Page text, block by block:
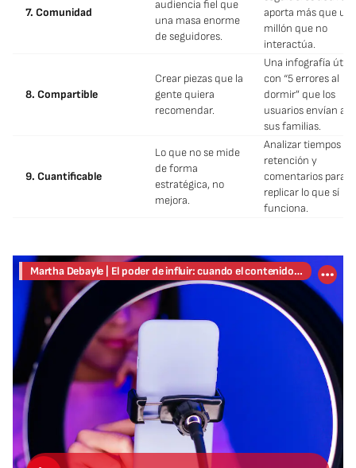
7. Comunidad
audiencia fiel que
una masa enorme
de seguidores.
aporta más que un
millón que no
interactúa.
8. Compartible
Crear piezas que la
gente quiera
recomendar.
Una infografía útil
con “5 errores al
dormir” que los
usuarios envían a
sus familias.
9. Cuantificable
Lo que no se mide
de forma
estratégica, no
mejora.
Analizar tiempos de
retención y
comentarios para
replicar lo que sí
funciona.
Martha Debayle | El poder de influir: cuando el contenido realmente transforma con Álvaro Gordoa